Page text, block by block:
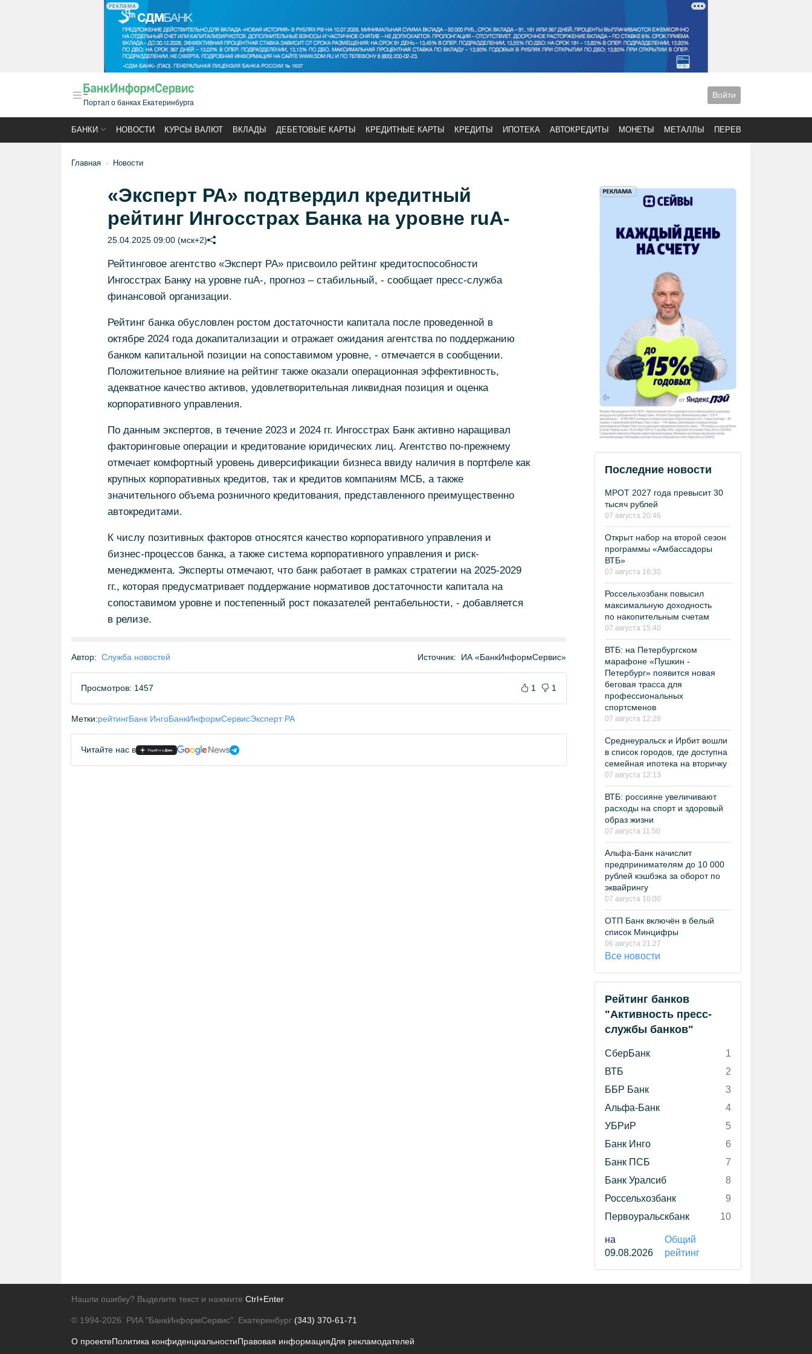
РЕКЛАМА
Портал о банках Екатеринбурга
Войти
БАНКИ НОВОСТИ КУРСЫ ВАЛЮТ ВКЛАДЫ ДЕБЕТОВЫЕ КАРТЫ КРЕДИТНЫЕ КАРТЫ КРЕДИТЫ ИПОТЕКА АВТОКРЕДИТЫ МОНЕТЫ МЕТАЛЛЫ ПЕРЕВОДЫ
Главная Новости
«Эксперт РА» подтвердил кредитный
рейтинг Ингосстрах Банка на уровне ruA-
25.04.2025 09:00 (мск+2)
Рейтинговое агентство «Эксперт РА» присвоило рейтинг кредитоспособности
Ингосстрах Банку на уровне ruA-, прогноз – стабильный, - сообщает пресс-служба
финансовой организации.
Рейтинг банка обусловлен ростом достаточности капитала после проведенной в
октябре 2024 года докапитализации и отражает ожидания агентства по поддержанию
банком капитальной позиции на сопоставимом уровне, - отмечается в сообщении.
Положительное влияние на рейтинг также оказали операционная эффективность,
адекватное качество активов, удовлетворительная ликвидная позиция и оценка
корпоративного управления.
По данным экспертов, в течение 2023 и 2024 гг. Ингосстрах Банк активно наращивал
факторинговые операции и кредитование юридических лиц. Агентство по-прежнему
отмечает комфортный уровень диверсификации бизнеса ввиду наличия в портфеле как
крупных корпоративных кредитов, так и кредитов компаниям МСБ, а также
значительного объема розничного кредитования, представленного преимущественно
автокредитами.
К числу позитивных факторов относятся качество корпоративного управления и
бизнес-процессов банка, а также система корпоративного управления и риск-
менеджмента. Эксперты отмечают, что банк работает в рамках стратегии на 2025-2029
гг., которая предусматривает поддержание нормативов достаточности капитала на
сопоставимом уровне и постепенный рост показателей рентабельности, - добавляется
в релизе.
Автор: Служба новостей Источник: ИА «БанкИнформСервис»
Просмотров: 1457 1 1
Метки:рейтингБанк ИнгоБанкИнформСервисЭксперт РА
Читайте нас в
Последние новости
МРОТ 2027 года превысит 30
тысяч рублей
07 августа 20:46
Открыт набор на второй сезон
программы «Амбассадоры
ВТБ»
07 августа 16:30
Россельхозбанк повысил
максимальную доходность
по накопительным счетам
07 августа 15:40
ВТБ: на Петербургском
марафоне «Пушкин -
Петербург» появится новая
беговая трасса для
профессиональных
спортсменов
07 августа 12:28
Среднеуральск и Ирбит вошли
в список городов, где доступна
семейная ипотека на вторичку
07 августа 12:13
ВТБ: россияне увеличивают
расходы на спорт и здоровый
образ жизни
07 августа 11:50
Альфа-Банк начислит
предпринимателям до 10 000
рублей кэшбэка за оборот по
эквайрингу
07 августа 10:00
ОТП Банк включён в белый
список Минцифры
06 августа 21:27
Все новости
Рейтинг банков
"Активность пресс-
службы банков"
СберБанк
1
ВТБ
2
ББР Банк
3
Альфа-Банк
4
УБРиР
5
Банк Инго
6
Банк ПСБ
7
Банк Уралсиб
8
Россельхозбанк
9
Первоуральскбанк
10
на
09.08.2026
Общий
рейтинг
Нашли ошибку? Выделите текст и нажмите Ctrl+Enter
© 1994-2026. РИА "БанкИнформСервис". Екатеринбург (343) 370-61-71
О проектеПолитика конфиденциальностиПравовая информацияДля рекламодателей